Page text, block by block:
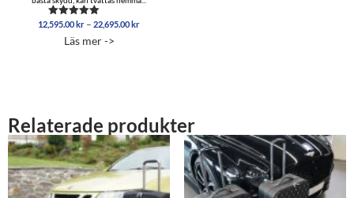
Betygsatt
av 5
12,595.00kr – 22,695.00krPrisintervall:
Läs mer ->
Relaterade produkter